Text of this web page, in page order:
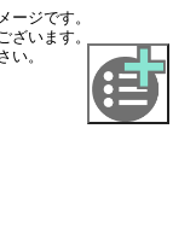
ージです。
ざいます。
い。